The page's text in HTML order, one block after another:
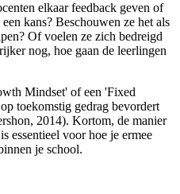
elkaar feedback geven of
kans? Beschouwen ze het als
Of voelen ze zich bedreigd
nog, hoe gaan de leerlingen
Mindset' of een 'Fixed
toekomstig gedrag bevordert
2014). Kortom, de manier
essentieel voor hoe je ermee
je school.